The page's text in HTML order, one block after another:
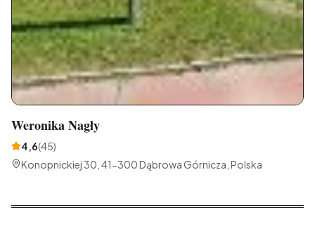
Weronika Nagły
4,6(45)
Konopnickiej 30, 41-300 Dąbrowa Górnicza, Polska